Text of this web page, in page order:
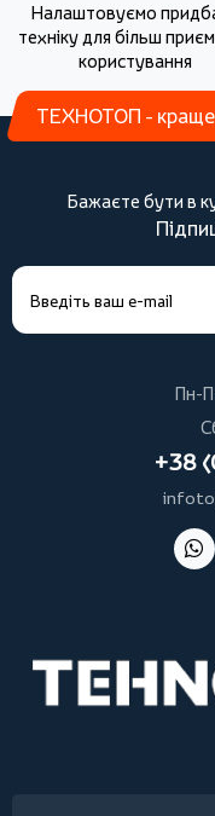
Налаштовуємо
техніку для більш
користування
ТЕХНОТОП - краще
Бажаєте бути в
Пн-
+38